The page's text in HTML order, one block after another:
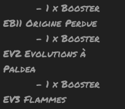
- 1 x Booster
EB11 Origine Perdue
- 1 x Booster
EV2 Evolutions à
Paldea
- 1 x Booster
EV3 Flammes